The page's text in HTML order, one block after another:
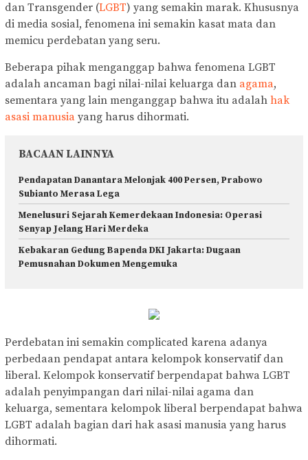
dan Transgender (LGBT) yang semakin marak. Khususnya
di media sosial, fenomena ini semakin kasat mata dan
memicu perdebatan yang seru.
Beberapa pihak menganggap bahwa fenomena LGBT
adalah ancaman bagi nilai-nilai keluarga dan agama,
sementara yang lain menganggap bahwa itu adalah hak
asasi manusia yang harus dihormati.
BACAAN LAINNYA
Pendapatan Danantara Melonjak 400 Persen, Prabowo
Subianto Merasa Lega
Menelusuri Sejarah Kemerdekaan Indonesia: Operasi
Senyap Jelang Hari Merdeka
Kebakaran Gedung Bapenda DKI Jakarta: Dugaan
Pemusnahan Dokumen Mengemuka
Perdebatan ini semakin complicated karena adanya
perbedaan pendapat antara kelompok konservatif dan
liberal. Kelompok konservatif berpendapat bahwa LGBT
adalah penyimpangan dari nilai-nilai agama dan
keluarga, sementara kelompok liberal berpendapat bahwa
LGBT adalah bagian dari hak asasi manusia yang harus
dihormati.